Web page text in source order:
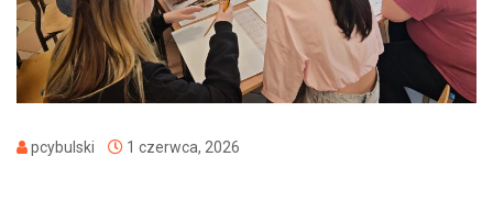
pcybulski 1 czerwca, 2026